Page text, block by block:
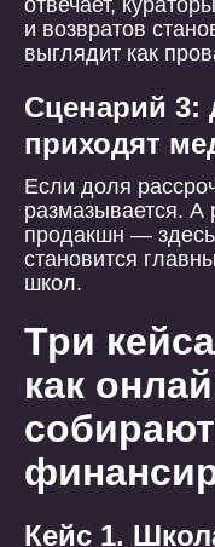
отвечает,
и возвратов
выглядит как
Сценарий 3:
приходят
Если доля
размазывается. А
продакшн —
становится
школ.
Три
как
собирают
Кейс 1.